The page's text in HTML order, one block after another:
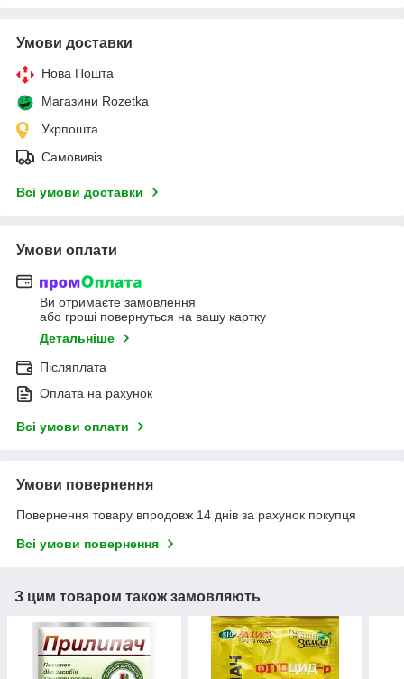
Умови доставки
Нова Пошта
Магазини Rozetka
Укрпошта
Самовивіз
Всі умови доставки
Умови оплати
Ви отримаєте замовлення
або гроші повернуться на вашу картку
Детальніше
Післяплата
Оплата на рахунок
Всі умови оплати
Умови повернення
Повернення товару впродовж 14 днів за рахунок покупця
Всі умови повернення
З цим товаром також замовляють